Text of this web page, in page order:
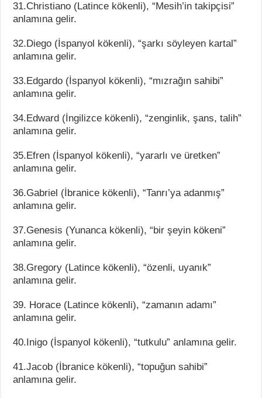
31.Christiano (Latince kökenli), “Mesih’in takipçisi”
anlamına gelir.
32.Diego (İspanyol kökenli), “şarkı söyleyen kartal”
anlamına gelir.
33.Edgardo (İspanyol kökenli), “mızrağın sahibi”
anlamına gelir.
34.Edward (İngilizce kökenli), “zenginlik, şans, talih”
anlamına gelir.
35.Efren (İspanyol kökenli), “yararlı ve üretken”
anlamına gelir.
36.Gabriel (İbranice kökenli), “Tanrı’ya adanmış”
anlamına gelir.
37.Genesis (Yunanca kökenli), “bir şeyin kökeni”
anlamına gelir.
38.Gregory (Latince kökenli), “özenli, uyanık”
anlamına gelir.
39. Horace (Latince kökenli), “zamanın adamı”
anlamına gelir.
40.Inigo (İspanyol kökenli), “tutkulu” anlamına gelir.
41.Jacob (İbranice kökenli), “topuğun sahibi”
anlamına gelir.